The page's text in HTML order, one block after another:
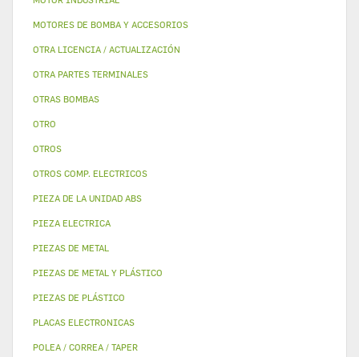
MOTORES DE BOMBA Y ACCESORIOS
OTRA LICENCIA / ACTUALIZACIÓN
OTRA PARTES TERMINALES
OTRAS BOMBAS
OTRO
OTROS
OTROS COMP. ELECTRICOS
PIEZA DE LA UNIDAD ABS
PIEZA ELECTRICA
PIEZAS DE METAL
PIEZAS DE METAL Y PLÁSTICO
PIEZAS DE PLÁSTICO
PLACAS ELECTRONICAS
POLEA / CORREA / TAPER